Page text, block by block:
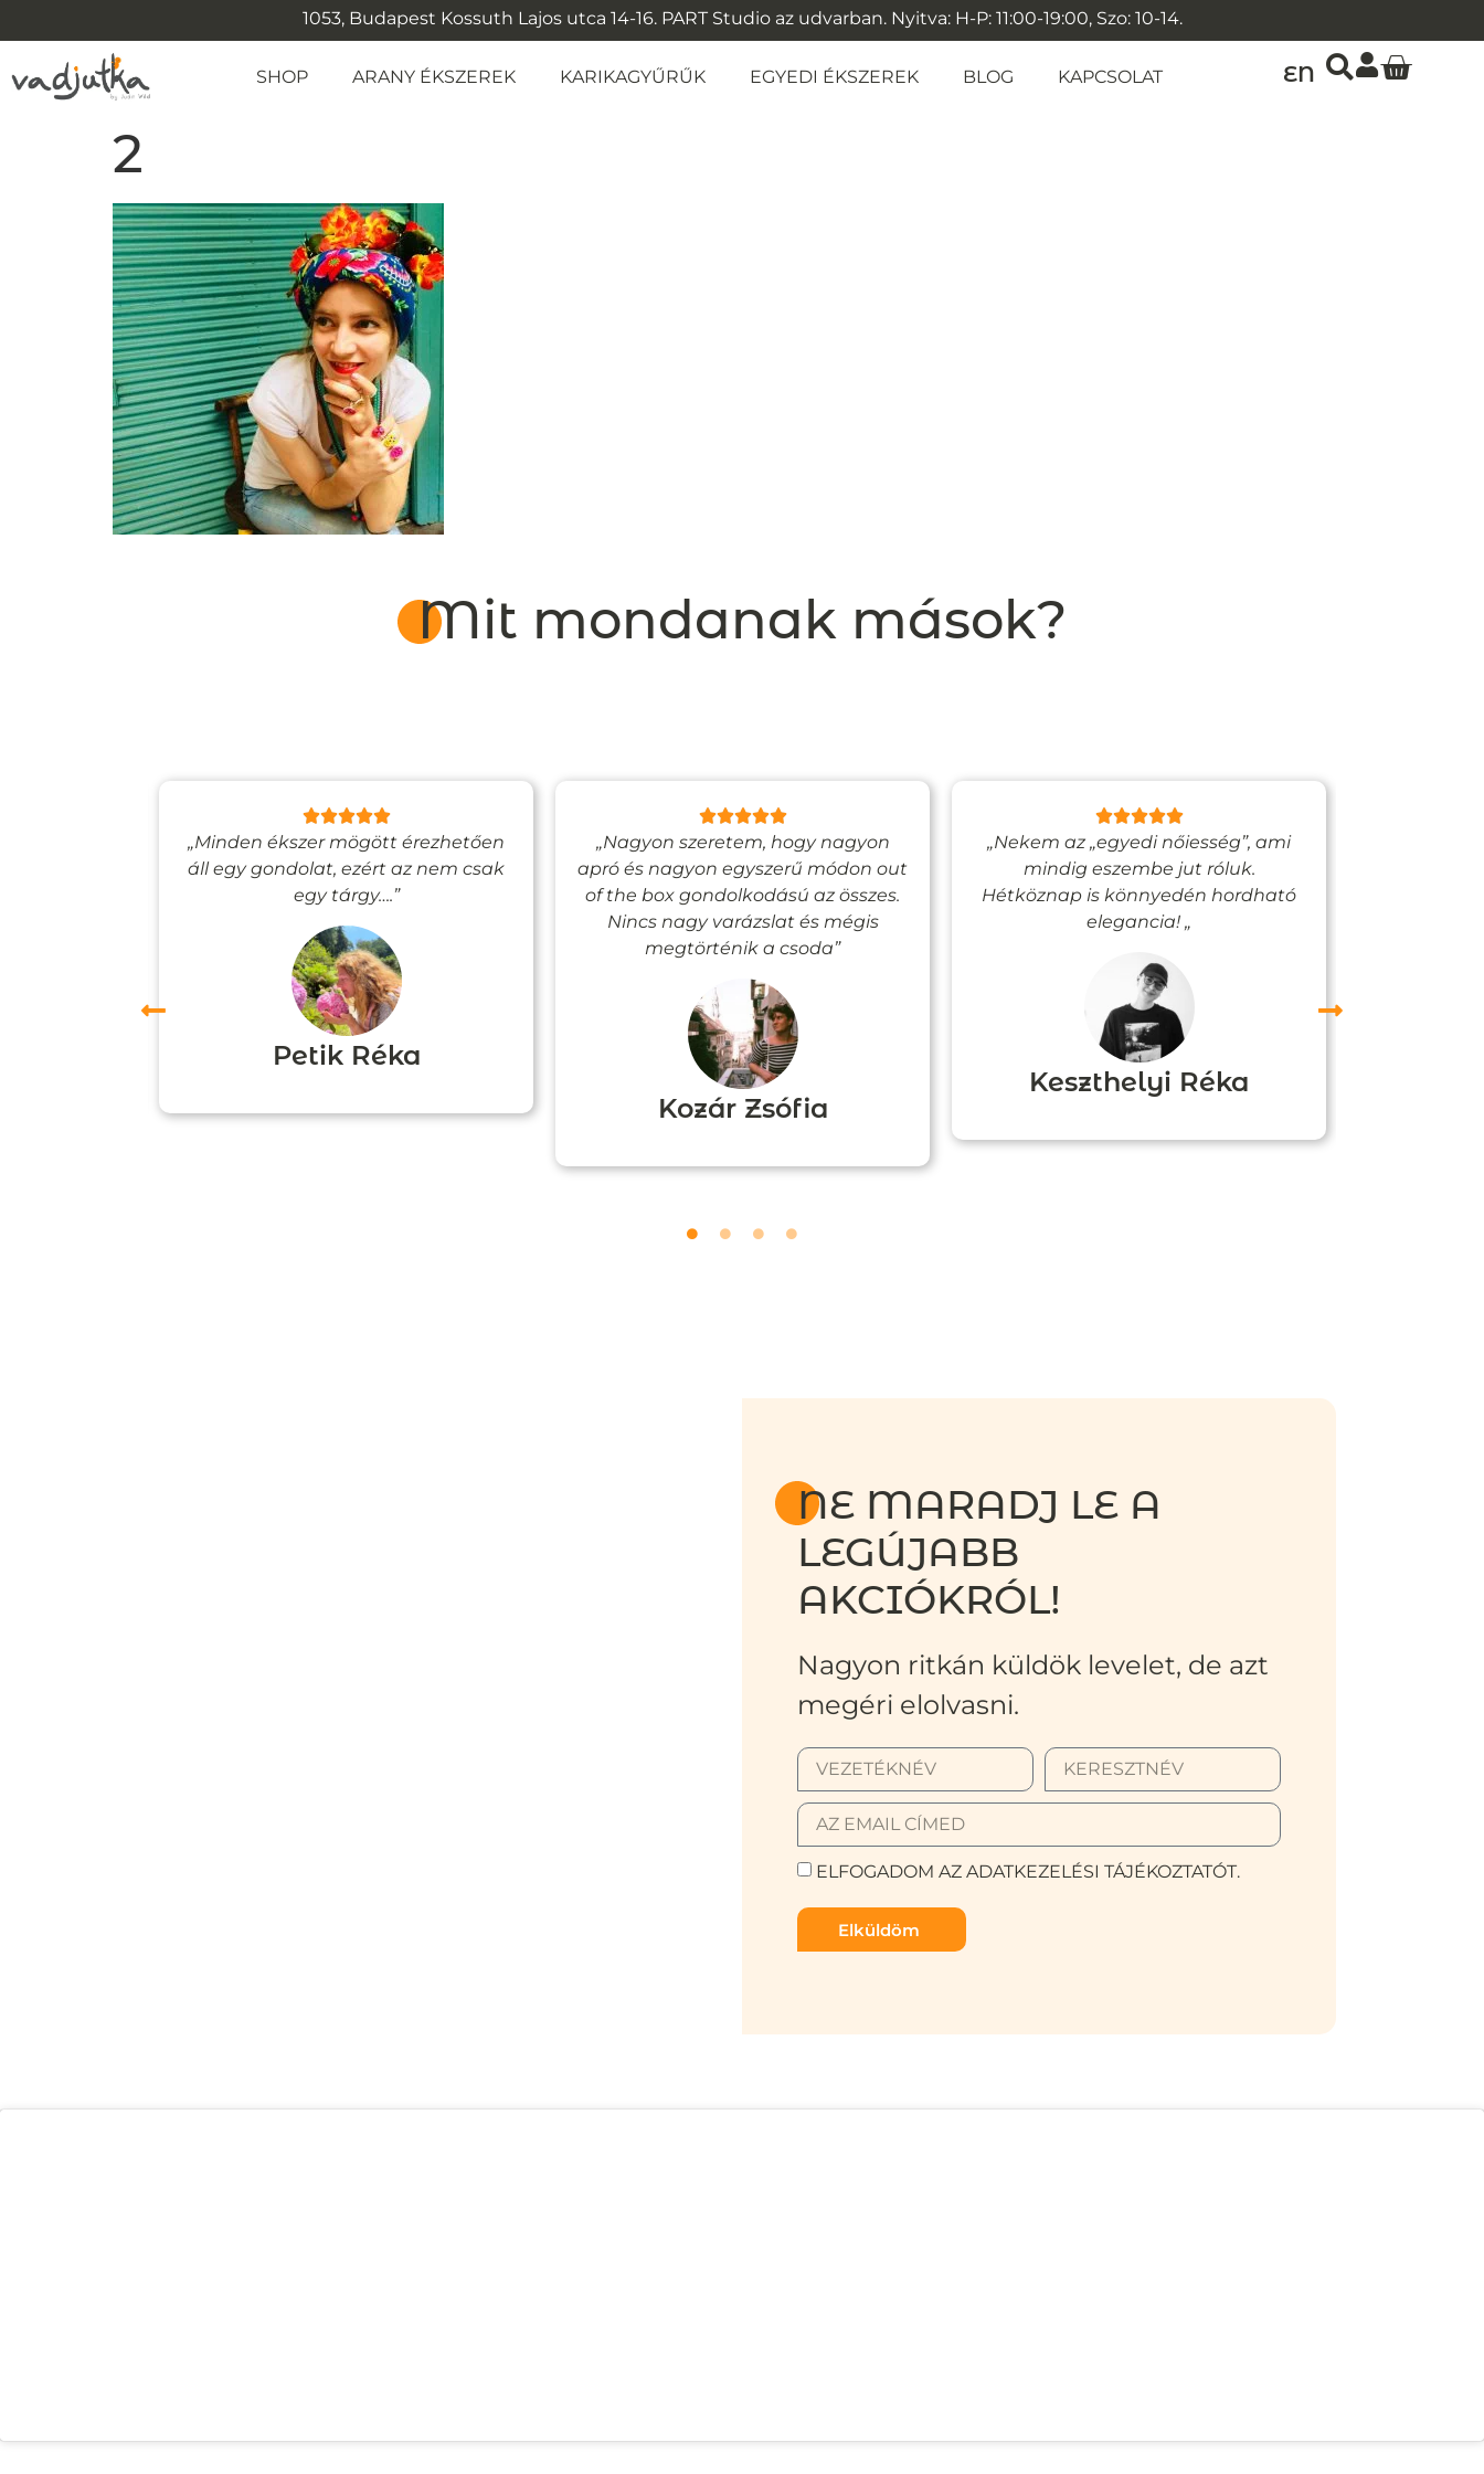
1053, Budapest Kossuth Lajos utca 14-16. PART Studio az udvarban. Nyitva: H-P: 11:00-19:00, Szo: 10-14.
SHOP ARANY ÉKSZEREK KARIKAGYŰRŰK EGYEDI ÉKSZEREK BLOG KAPCSOLAT EN
2
Mit mondanak mások?
„Minden ékszer mögött érezhetően
áll egy gondolat, ezért az nem csak
egy tárgy….”
Petik Réka
„Nagyon szeretem, hogy nagyon
apró és nagyon egyszerű módon out
of the box gondolkodású az összes.
Nincs nagy varázslat és mégis
megtörténik a csoda”
Kozár Zsófia
„Nekem az „egyedi nőiesség”, ami
mindig eszembe jut róluk.
Hétköznap is könnyedén hordható
elegancia! „
Keszthelyi Réka
NE MARADJ LE A
LEGÚJABB
AKCIÓKRÓL!
Nagyon ritkán küldök levelet, de azt
megéri elolvasni.
ELFOGADOM AZ ADATKEZELÉSI TÁJÉKOZTATÓT.
Elküldöm